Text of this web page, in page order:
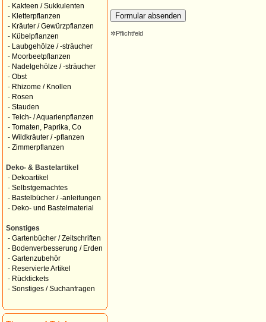
- Kakteen / Sukkulenten
- Kletterpflanzen
- Kräuter / Gewürzpflanzen
- Kübelpflanzen
-
Laubgehölze / -sträucher
- Moorbeetpflanzen
- Nadelgehölze / -sträucher
- Obst
- Rhizome / Knollen
- Rosen
- Stauden
- Teich- / Aquarienpflanzen
- Tomaten, Paprika, Co
- Wildkräuter / -pflanzen
- Zimmerpflanzen
Deko- & Bastelartikel
- Dekoartikel
- Selbstgemachtes
- Bastelbücher / -anleitungen
- Deko- und Bastelmaterial
Sonstiges
- Gartenbücher / Zeitschriften
- Bodenverbesserung / Erden
- Gartenzubehör
- Reservierte Artikel
- Rücktickets
- Sonstiges / Suchanfragen
✲Pflichtfeld